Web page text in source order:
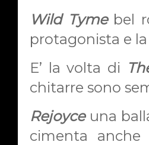
Wild Tyme bel
protagonista e
E’ la volta di
chitarre sono
Rejoyce una
cimenta